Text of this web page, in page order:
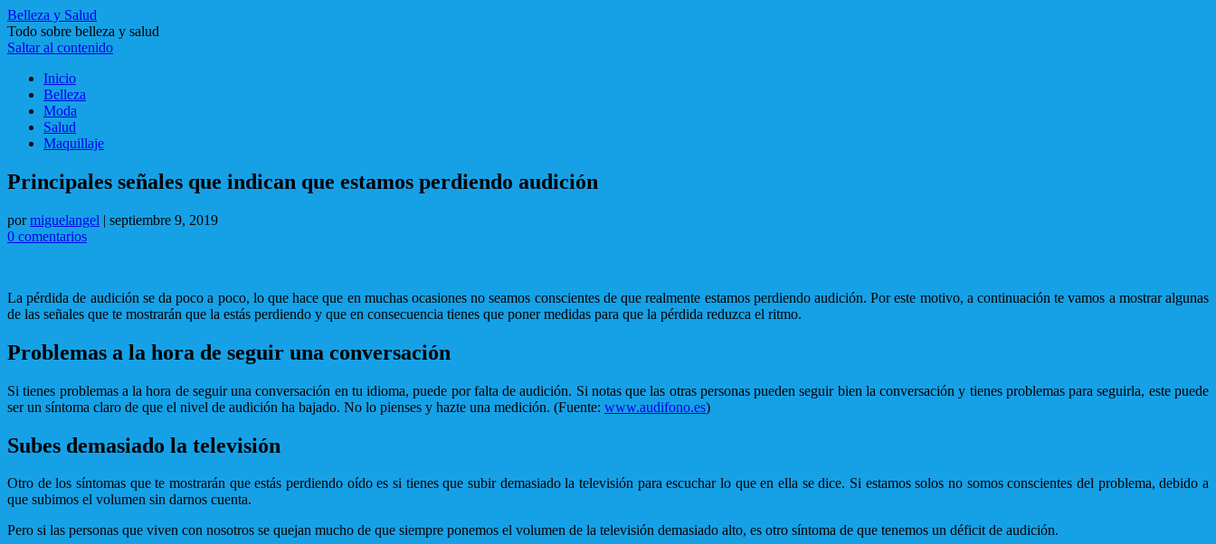
Belleza y Salud
Todo sobre belleza y salud
Saltar al contenido
Inicio
Belleza
Moda
Salud
Maquillaje
Principales señales que indican que estamos perdiendo audición
pormiguelangel | septiembre 9, 2019
0 comentarios
La pérdida de audición se da poco a poco, lo que hace que en muchas ocasiones no seamos conscientes de que realmente estamos perdiendo audición. Por este motivo, a continuación te vamos a mostrar algunas
de las señales que te mostrarán que la estás perdiendo y que en consecuencia tienes que poner medidas para que la pérdida reduzca el ritmo.
Problemas a la hora de seguir una conversación
Si tienes problemas a la hora de seguir una conversación en tu idioma, puede por falta de audición. Si notas que las otras personas pueden seguir bien la conversación y tienes problemas para seguirla, este puede
ser un síntoma claro de que el nivel de audición ha bajado. No lo pienses y hazte una medición. (Fuente: www.audifono.es)
Subes demasiado la televisión
Otro de los síntomas que te mostrarán que estás perdiendo oído es si tienes que subir demasiado la televisión para escuchar lo que en ella se dice. Si estamos solos no somos conscientes del problema, debido a
que subimos el volumen sin darnos cuenta.
Pero si las personas que viven con nosotros se quejan mucho de que siempre ponemos el volumen de la televisión demasiado alto, es otro síntoma de que tenemos un déficit de audición.